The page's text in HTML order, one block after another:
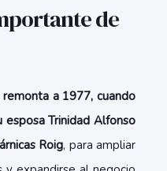
de
remonta a 1977, cuando
esposa Trinidad Alfonso
Roig, para ampliar